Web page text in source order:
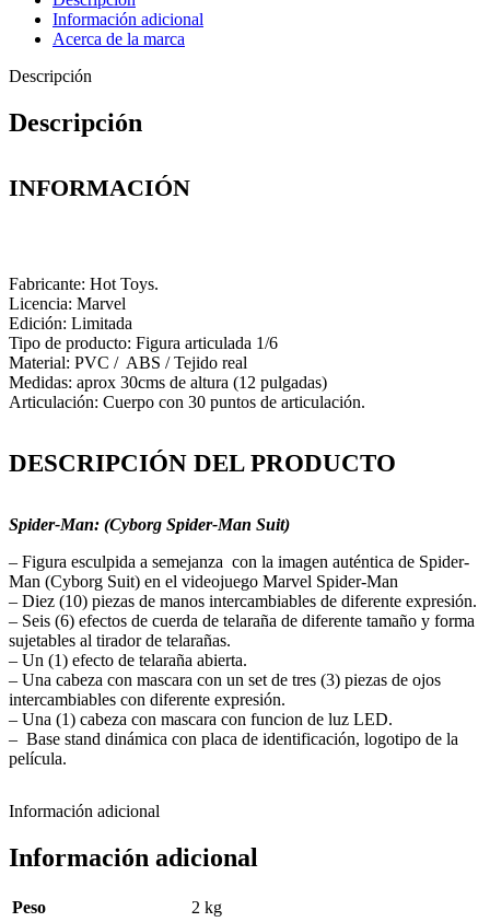
Información adicional
Acerca de la marca
Descripción
Descripción
INFORMACIÓN
Fabricante: Hot Toys.
Licencia: Marvel
Edición: Limitada
Tipo de producto: Figura articulada 1/6
Material: PVC / ABS / Tejido real
Medidas: aprox 30cms de altura (12 pulgadas)
Articulación: Cuerpo con 30 puntos de articulación.
DESCRIPCIÓN DEL PRODUCTO
Spider-Man: (Cyborg Spider-Man Suit)
– Figura esculpida a semejanza con la imagen auténtica de Spider-
Man (Cyborg Suit) en el videojuego Marvel Spider-Man
– Diez (10) piezas de manos intercambiables de diferente expresión.
– Seis (6) efectos de cuerda de telaraña de diferente tamaño y forma
sujetables al tirador de telarañas.
– Un (1) efecto de telaraña abierta.
– Una cabeza con mascara con un set de tres (3) piezas de ojos
intercambiables con diferente expresión.
– Una (1) cabeza con mascara con funcion de luz LED.
– Base stand dinámica con placa de identificación, logotipo de la
película.
Información adicional
Información adicional
Peso 2 kg